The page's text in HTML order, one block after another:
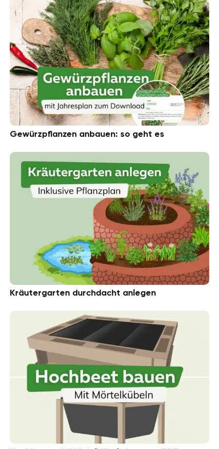
Gewürzpflanzen anbauen: so geht es
Kräutergarten durchdacht anlegen